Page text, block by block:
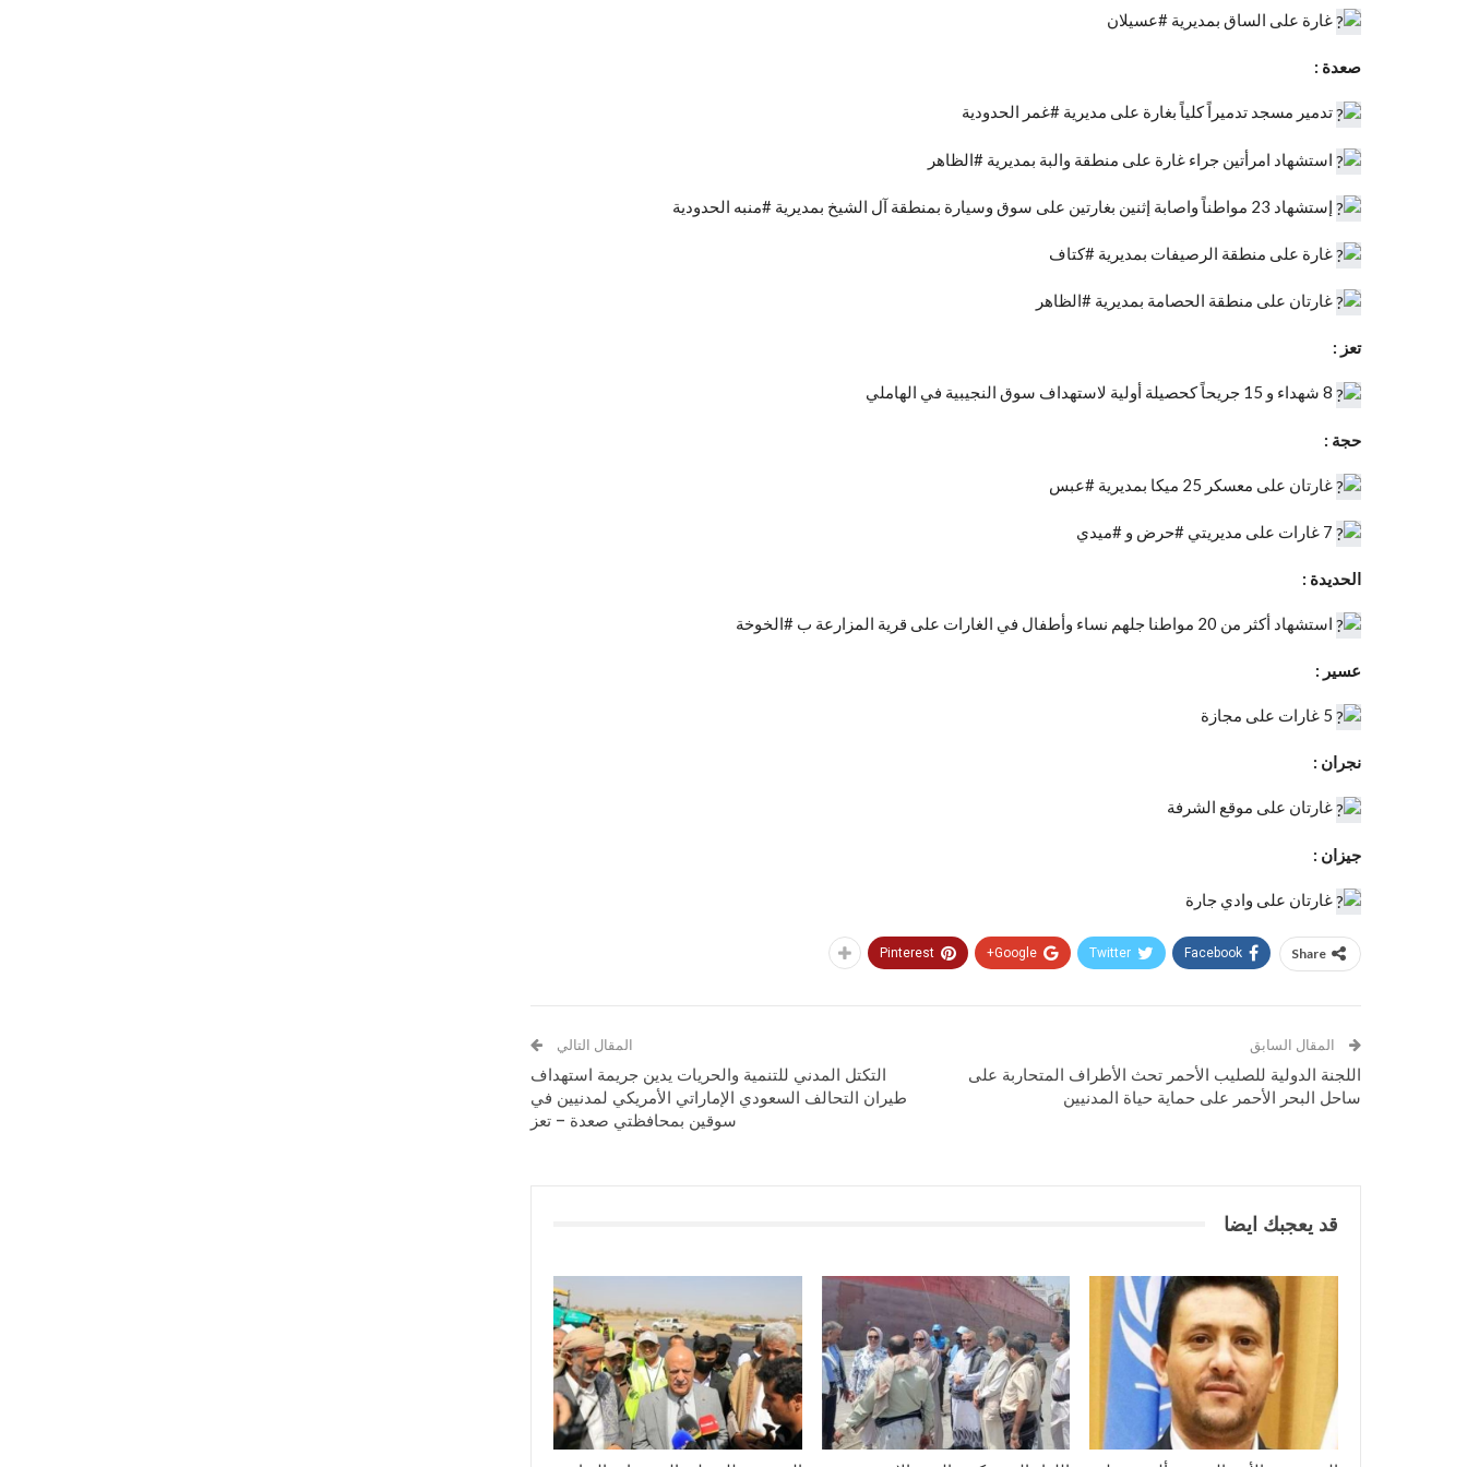
غارة على الساق بمديرية #عسيلان
صعدة :
تدمير مسجد تدميراً كلياً بغارة على مديرية #غمر الحدودية
استشهاد امرأتين جراء غارة على منطقة والبة بمديرية #الظاهر
إستشهاد 23 مواطناً واصابة إثنين بغارتين على سوق وسيارة بمنطقة آل الشيخ بمديرية #منبه الحدودية
غارة على منطقة الرصيفات بمديرية #كتاف
غارتان على منطقة الحصامة بمديرية #الظاهر
تعز :
حجة :
غارتان على معسكر 25 ميكا بمديرية #عبس
الحديدة :
استشهاد أكثر من 20 مواطنا جلهم نساء وأطفال في الغارات على قرية المزارعة ب #الخوخة
عسير :
نجران :
غارتان على موقع الشرفة
جيزان :
غارتان على وادي جارة
Share
Facebook
Twitter
Google+
Pinterest
المقال السابق
اللجنة الدولية للصليب الأحمر تحث الأطراف المتحاربة على
ساحل البحر الأحمر على حماية حياة المدنيين
المقال التالي
التكتل المدني للتنمية والحريات يدين جريمة استهداف
طيران التحالف السعودي الإماراتي الأمريكي لمدنيين في
سوقين بمحافظتي صعدة – تعز
قد يعجبك ايضا